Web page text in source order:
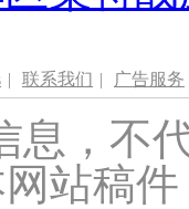
| 联系我们 | 广告服务
息，不
站稿